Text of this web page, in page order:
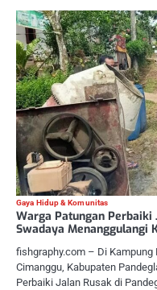
Gaya Hidup & Komunitas
Warga Patungan Perbaiki
Swadaya Menanggulangi
fishgraphy.com – Di
Cimanggu, Kabupaten
Perbaiki Jalan Rusak di